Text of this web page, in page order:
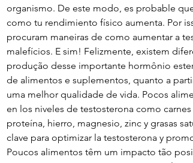
organismo. De este modo, es probable
como tu rendimiento físico aumenta. Por
procuram maneiras de como aumentar a
malefícios. E sim! Felizmente, existem
produção desse importante hormônio
de alimentos e suplementos, quanto a
uma melhor qualidade de vida. Pocos
en los niveles de testosterona como
proteína, hierro, magnesio, zinc y grasas
clave para optimizar la testosterona y
Poucos alimentos têm um impacto tão